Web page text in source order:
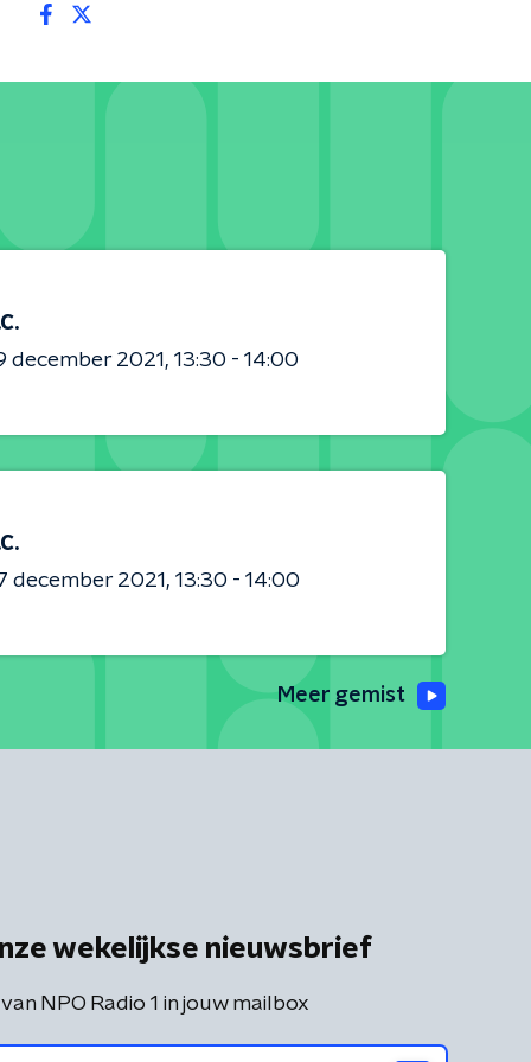
december 2021
13:30 - 14:00
december 2021
13:30 - 14:00
Meer gemist
wekelijkse nieuwsbrief
NPO Radio 1 in jouw mailbox